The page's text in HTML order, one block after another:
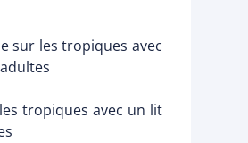
sur les tropiques avec
tropiques avec un lit